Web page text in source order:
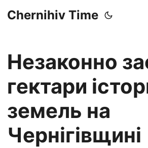
Chernihiv Time
Незаконно
гектари
земель на
Чернігівщині